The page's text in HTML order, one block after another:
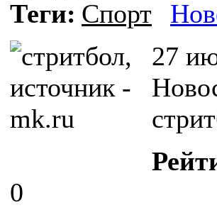
Теги: Спорт
27
0